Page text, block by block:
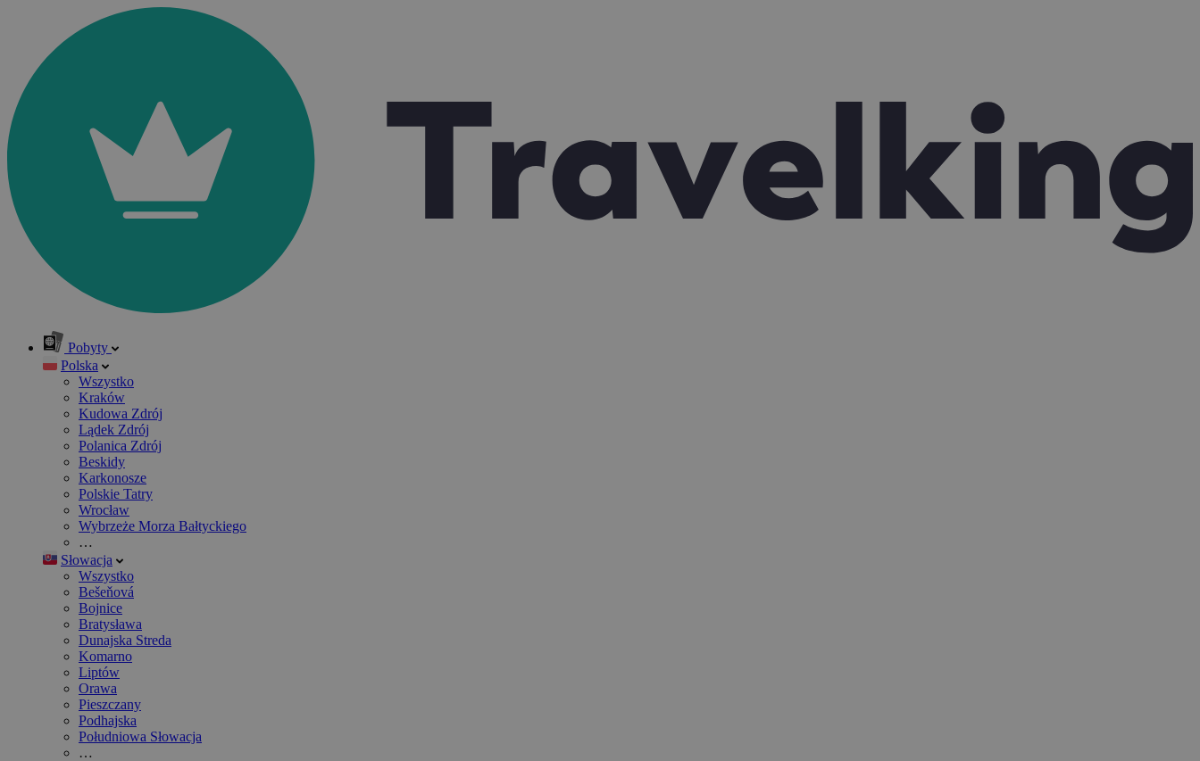
Pobyty
Polska
Wszystko
Kraków
Kudowa Zdrój
Lądek Zdrój
Polanica Zdrój
Beskidy
Karkonosze
Polskie Tatry
Wrocław
Wybrzeże Morza Bałtyckiego
…
Słowacja
Wszystko
Bešeňová
Bojnice
Bratysława
Dunajska Streda
Komarno
Liptów
Orawa
Pieszczany
Podhajska
Południowa Słowacja
…